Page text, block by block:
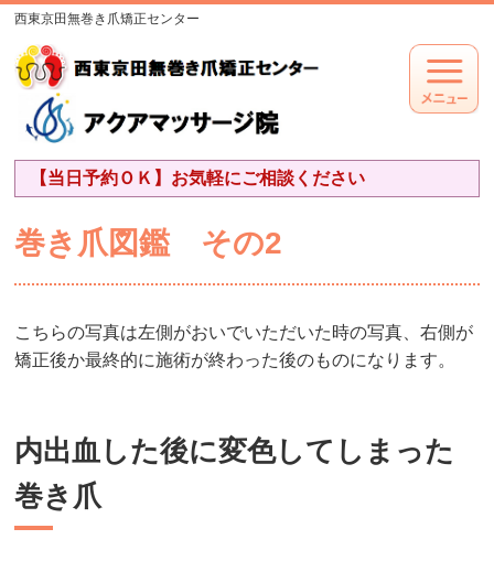
西東京田無巻き爪矯正センター
【当日予約ＯＫ】お気軽にご相談ください
巻き爪図鑑 その2
こちらの写真は左側がおいでいただいた時の写真、右側が
矯正後か最終的に施術が終わった後のものになります。
内出血した後に変色してしまった
巻き爪